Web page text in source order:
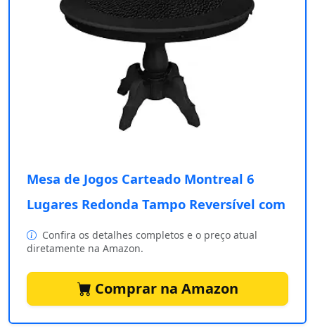
Mesa de Jogos Carteado Montreal 6
Lugares Redonda Tampo Reversível com
Confira os detalhes completos e o preço atual
diretamente na Amazon.
Comprar na Amazon